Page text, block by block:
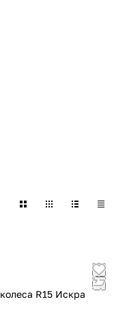
Колпаки на колеса R15 Искра